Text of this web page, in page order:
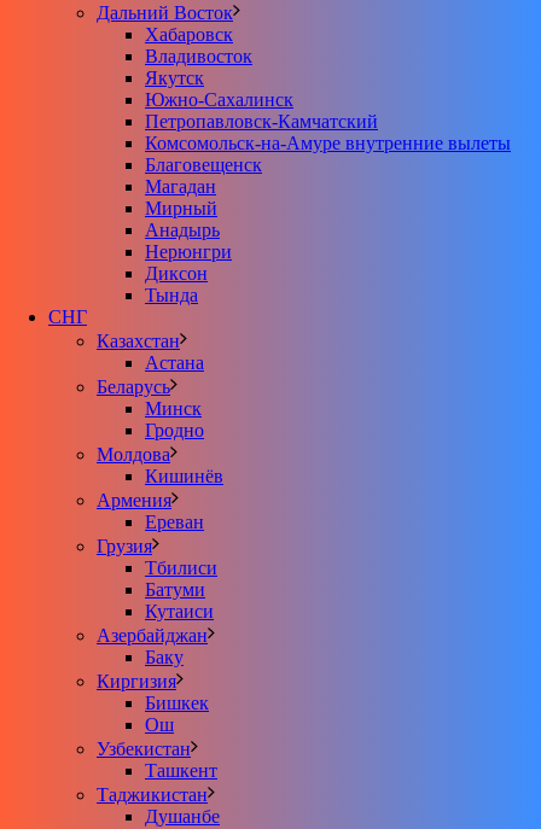
Дальний Восток
Хабаровск
Владивосток
Якутск
Южно-Сахалинск
Петропавловск-Камчатский
Комсомольск-на-Амуре внутренние вылеты
Благовещенск
Магадан
Мирный
Анадырь
Нерюнгри
Диксон
Тында
СНГ
Казахстан
Астана
Беларусь
Минск
Гродно
Молдова
Кишинёв
Армения
Ереван
Грузия
Тбилиси
Батуми
Кутаиси
Азербайджан
Баку
Киргизия
Бишкек
Ош
Узбекистан
Ташкент
Таджикистан
Душанбе